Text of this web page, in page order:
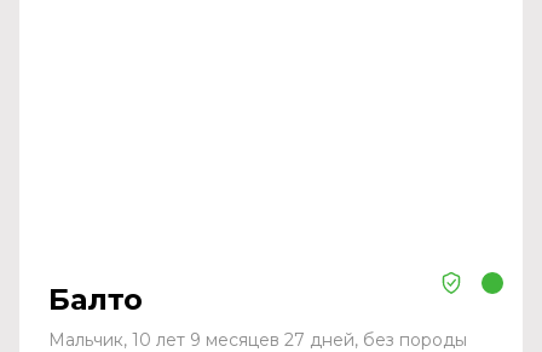
Балто
Мальчик, 10 лет 9 месяцев 27 дней, без породы